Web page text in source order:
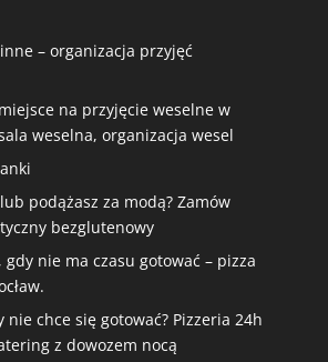
– organizacja przyjęć
na przyjęcie weselne w
weselna, organizacja wesel
podążasz za modą? Zamów
bezglutenowy
nie ma czasu gotować – pizza
nie chce się gotować? Pizzeria 24h
z dowozem nocą